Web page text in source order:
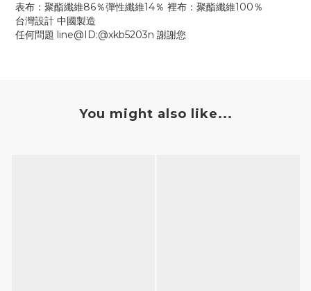
表布：聚酯纖維86％彈性纖維14％ 裡布：聚酯纖維100％
台灣設計 中國製造
任何問題 line@ID:@xkb5203n 謝謝您
You might also like...